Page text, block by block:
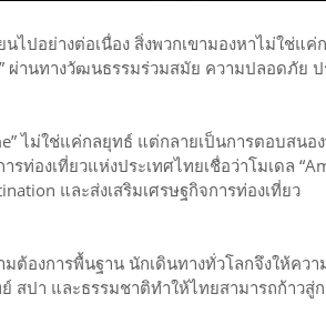
ปอย่างต่อเนื่อง สิ่งพวกเขามองหาไม่ใช่แค่ก
ผ่านทางวัฒนธรรมร่วมสมัย ความปลอดภัย
ไม่ใช่แค่กลยุทธ์ แต่กลายเป็นการตอบสน
ท่องเที่ยวแห่งประเทศไทยเชื่อว่าโมเดล
และส่งเสริมเศรษฐกิจการท่องเที่ยว
มต้องการพื้นฐาน นักเดินทางทั่วโลกจึงให้ค
ปา และธรรมชาติทำให้ไทยสามารถก้าวสู่ก